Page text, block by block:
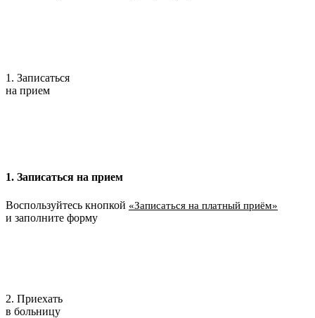
1. Записаться
на прием
1. Записаться на прием
Воспользуйтесь кнопкой «Записаться на платный приём»
и заполните форму
2. Приехать
в больницу